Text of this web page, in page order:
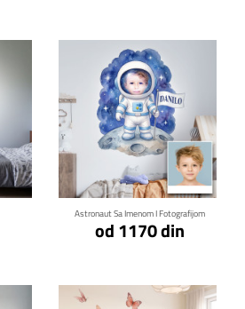
Astronaut Sa Imenom I Fotografijom
od 1170 din
Klikni za detalje